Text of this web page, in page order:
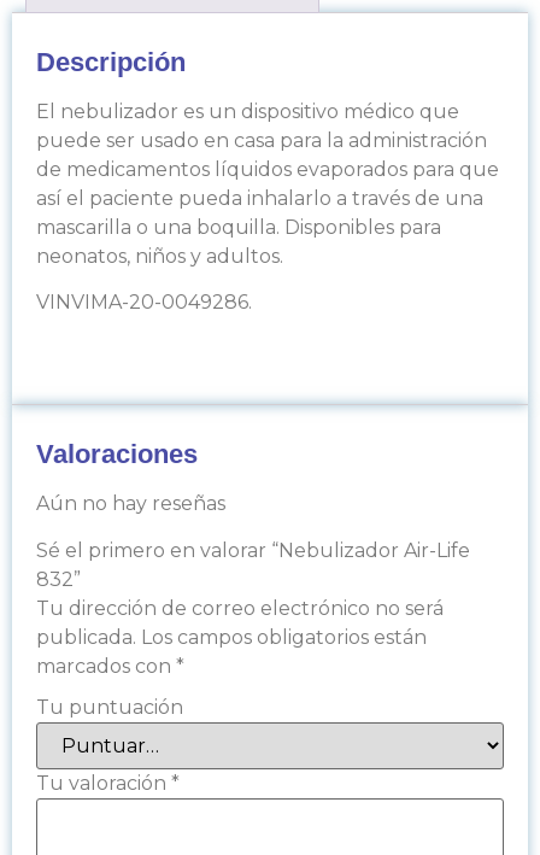
Descripción
El nebulizador es un dispositivo médico que
puede ser usado en casa para la administración
de medicamentos líquidos evaporados para que
así el paciente pueda inhalarlo a través de una
mascarilla o una boquilla. Disponibles para
neonatos, niños y adultos.
VINVIMA-20-0049286.
Valoraciones
Aún no hay reseñas
Sé el primero en valorar “Nebulizador Air-Life
832”
Tu dirección de correo electrónico no será
publicada. Los campos obligatorios están
marcados con *
Tu puntuación
Tu valoración *